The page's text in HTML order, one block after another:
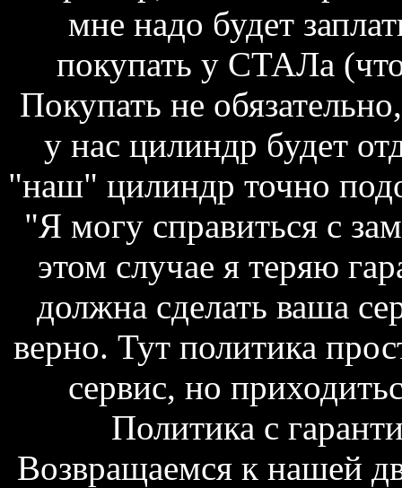
мне надо будет
покупать у СТАЛа
Покупать не
у нас цилиндр будет
"наш" цилиндр точно
"Я могу справиться с
этом случае я теряю
должна сделать ваша
верно. Тут политика
сервис, но
Политика с
Возвращаемся к нашей